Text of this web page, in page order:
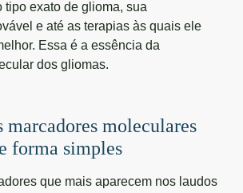
tipo exato de glioma, sua
e até as terapias às quais ele
Essa é a essência da
dos gliomas.
marcadores moleculares
forma simples
que mais aparecem nos laudos